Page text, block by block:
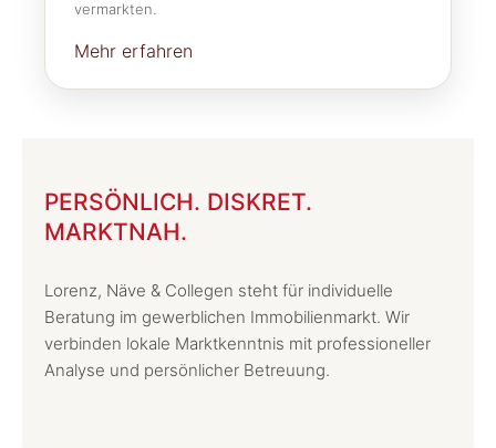
vermarkten.
Mehr erfahren
PERSÖNLICH. DISKRET.
MARKTNAH.
Lorenz, Näve & Collegen steht für individuelle
Beratung im gewerblichen Immobilienmarkt. Wir
verbinden lokale Marktkenntnis mit professioneller
Analyse und persönlicher Betreuung.